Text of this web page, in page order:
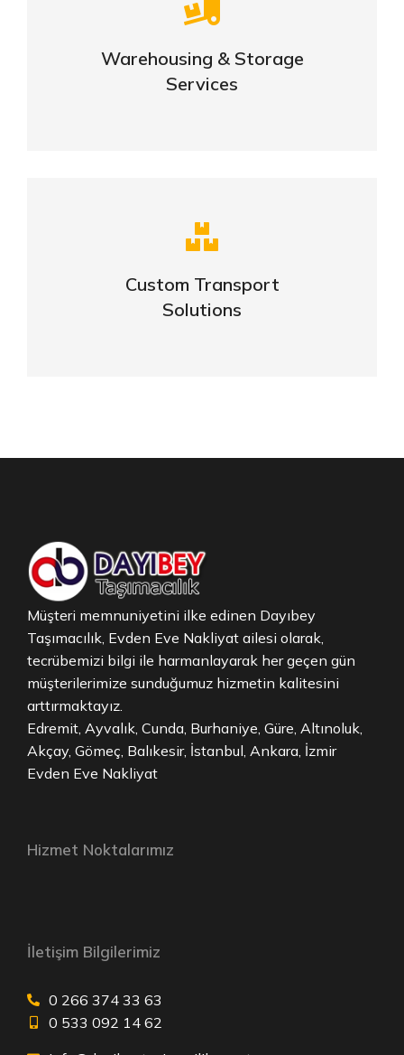
Warehousing & Storage
Services
Careful storage of your goods
VIEW DETAILS
Custom Transport
Solutions
Complex logistic solutions for your
VIEW DETAILS
Müşteri memnuniyetini ilke edinen Dayıbey
Taşımacılık, Evden Eve Nakliyat ailesi olarak,
tecrübemizi bilgi ile harmanlayarak her geçen gün
müşterilerimize sunduğumuz hizmetin kalitesini
arttırmaktayız.
Edremit, Ayvalık, Cunda, Burhaniye, Güre, Altınoluk,
Akçay, Gömeç, Balıkesir, İstanbul, Ankara, İzmir
Evden Eve Nakliyat
Hizmet Noktalarımız
İletişim Bilgilerimiz
0 266 374 33 63
0 533 092 14 62